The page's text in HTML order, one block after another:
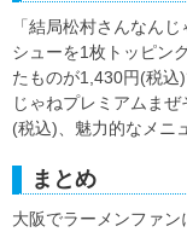
「結局松村さんなん
シューを1枚トッピン
たものが1,430円(税込
じゃねプレミアムま
(税込)、魅力的なメニ
まとめ
大阪でラーメンファ